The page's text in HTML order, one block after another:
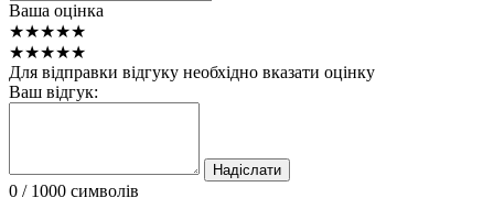
Ваша оцінка
★★★★★
★★★★★
Для відправки відгуку необхідно вказати оцінку
Ваш відгук:
Надіслати
0 / 1000 символів